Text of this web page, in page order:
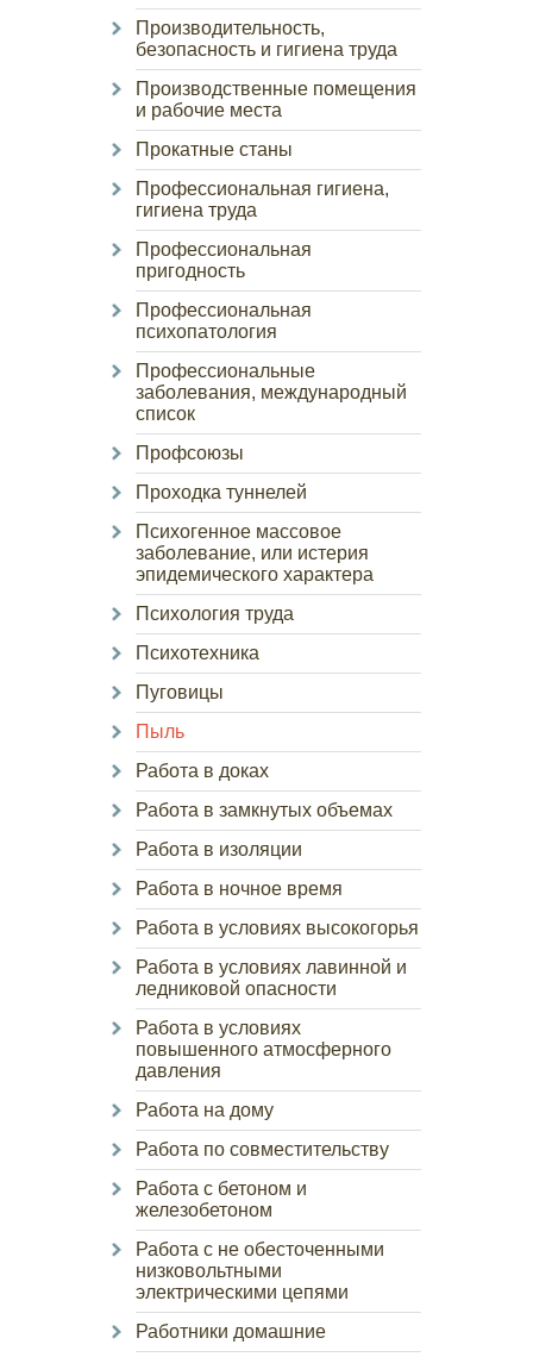
Производительность,
безопасность и гигиена труда
Производственные помещения
и рабочие места
Прокатные станы
Профессиональная гигиена,
гигиена труда
Профессиональная
пригодность
Профессиональная
психопатология
Профессиональные
заболевания, международный
список
Профсоюзы
Проходка туннелей
Психогенное массовое
заболевание, или истерия
эпидемического характера
Психология труда
Психотехника
Пуговицы
Пыль
Работа в доках
Работа в замкнутых объемах
Работа в изоляции
Работа в ночное время
Работа в условиях высокогорья
Работа в условиях лавинной и
ледниковой опасности
Работа в условиях
повышенного атмосферного
давления
Работа на дому
Работа по совместительству
Работа с бетоном и
железобетоном
Работа с не обесточенными
низковольтными
электрическими цепями
Работники домашние